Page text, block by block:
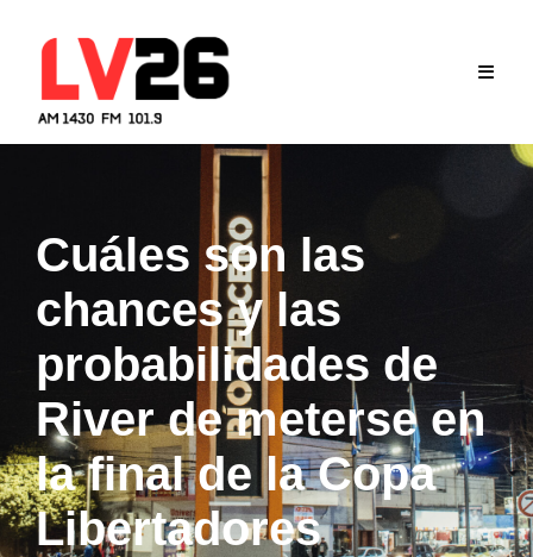
content
Cuáles son las
chances y las
probabilidades de
River de meterse en
la final de la Copa
Libertadores